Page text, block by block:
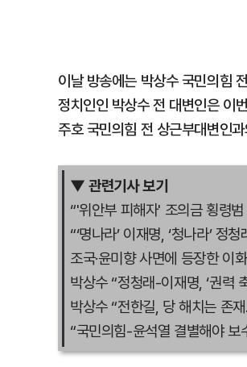
이날 방송에는 박상수 국민의힘
정치인인 박상수 전 대변인은 이
주호 국민의힘 전 상근부대변인
▼ 관련기사 보기
“'위안부 피해자' 조의금 횡령
“‘명나라’ 이재명, ‘청나라’ 정
조국·윤미향 사면에 등장한 이
박상수 “정청래-이재명, ‘권력
박상수 “전한길, 당 해치는 존
“국민의힘-윤석열 결별해야 보